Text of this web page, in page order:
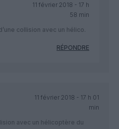
11 février 2018 - 17 h
58 min
collision avec un hélico.
RÉPONDRE
11 février 2018 - 17 h 01
min
avec un hélicoptère du